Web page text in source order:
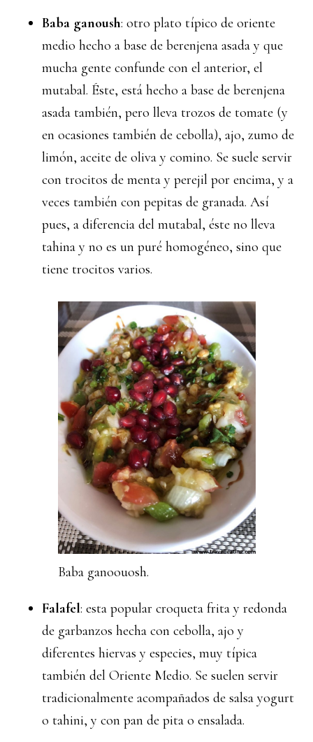
Baba ganoush: otro plato típico de oriente
medio hecho a base de berenjena asada y que
mucha gente confunde con el anterior, el
mutabal. Éste, está hecho a base de berenjena
asada también, pero lleva trozos de tomate (y
en ocasiones también de cebolla), ajo, zumo de
limón, aceite de oliva y comino. Se suele servir
con trocitos de menta y perejil por encima, y a
veces también con pepitas de granada. Así
pues, a diferencia del mutabal, éste no lleva
tahina y no es un puré homogéneo, sino que
tiene trocitos varios.
Baba ganoouosh.
Falafel: esta popular croqueta frita y redonda
de garbanzos hecha con cebolla, ajo y
diferentes hiervas y especies, muy típica
también del Oriente Medio. Se suelen servir
tradicionalmente acompañados de salsa yogurt
o tahini, y con pan de pita o ensalada.